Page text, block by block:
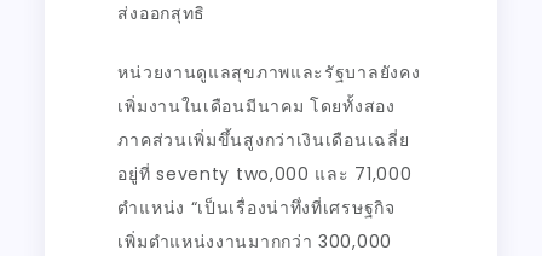
ส่งออกสุทธิ
หน่วยงานดูแลสุขภาพและรัฐบาลยังคง
เพิ่มงานในเดือนมีนาคม โดยทั้งสอง
ภาคส่วนเพิ่มขึ้นสูงกว่าเงินเดือนเฉลี่ย
อยู่ที่ seventy two,000 และ 71,000
ตำแหน่ง “เป็นเรื่องน่าทึ่งที่เศรษฐกิจ
เพิ่มตำแหน่งงานมากกว่า 300,000